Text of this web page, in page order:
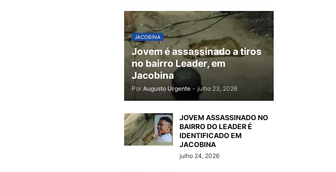
JACOBINA
Jovem é assassinado a tiros
no bairro Leader, em
Jacobina
Por Augusto Urgente - julho 23, 2026
JOVEM ASSASSINADO NO
BAIRRO DO LEADER É
IDENTIFICADO EM
JACOBINA
julho 24, 2026